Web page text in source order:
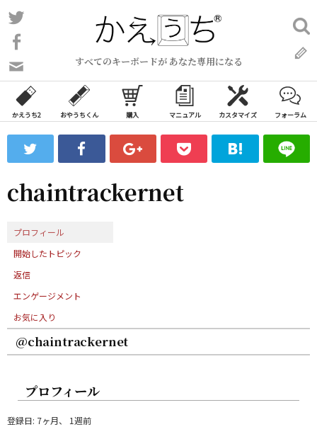
コ
ン
ン
ツ
ス
ッ
すべてのキーボードが あなた専用になる
い
合
わ
フ
ォ
ム
検
索:
かえうち2 おやうちくん 購入 マニュアル カスタマイズ フォーラム
chaintrackernet
プロフィール
開始したトピック
返信
エンゲージメント
お気に入り
@chaintrackernet
プロフィール
登録日: 7ヶ月、 1週前